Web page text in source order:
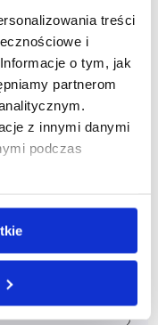
treści
i
o tym, jak
partnerom
z innymi danymi
podczas
firm
współpracy z dużymi
Zobacz więcej